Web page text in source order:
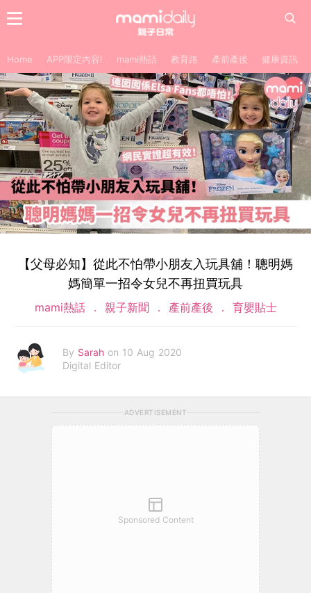
Home APP限定內容! mami熱話 教育路 產前產後 健康資訊
【父母必知】從此不怕帶小朋友入玩具舖！聰明媽
媽簡單一招令女兒不再扭買玩具
mami熱話 親子新聞 產前產後 育嬰貼士
By Sarah on 10 Aug 2020
Digital Editor
ADVERTISEMENT
Sponsored Content